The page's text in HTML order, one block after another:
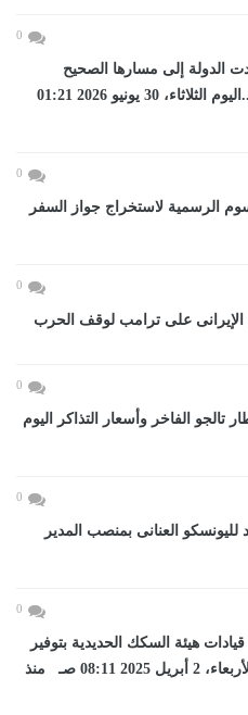
0
30 يونيو أعادت الدولة إلى مسارها الصحيح
ورسخت دعائم الاستقرار...اليوم الثلاثاء، 30 يونيو 2026 01:21
0
الرسمية لاستخراج جواز السفر
0
على ترامب لوقف الحرب
0
تالجو الفاخر وأسعار التذاكر اليوم
0
العنانى بمنصب المدير
0
هيئة السكك الحديدية بتوفير
أماكن في رحلات...اليوم الأربعاء، 2 أبريل 2025 08:11 صـ منذ